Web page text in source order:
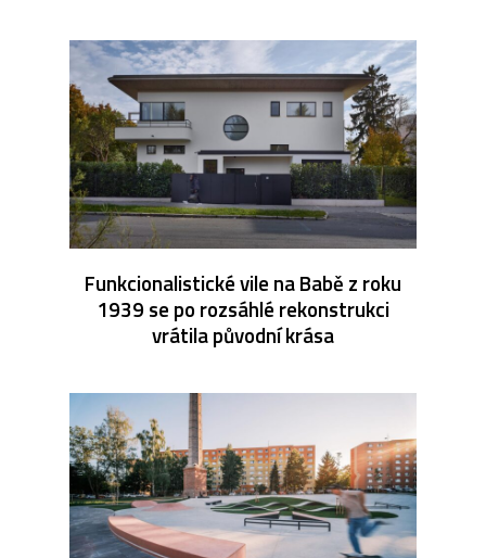
Funkcionalistické vile na Babě z roku
1939 se po rozsáhlé rekonstrukci
vrátila původní krása